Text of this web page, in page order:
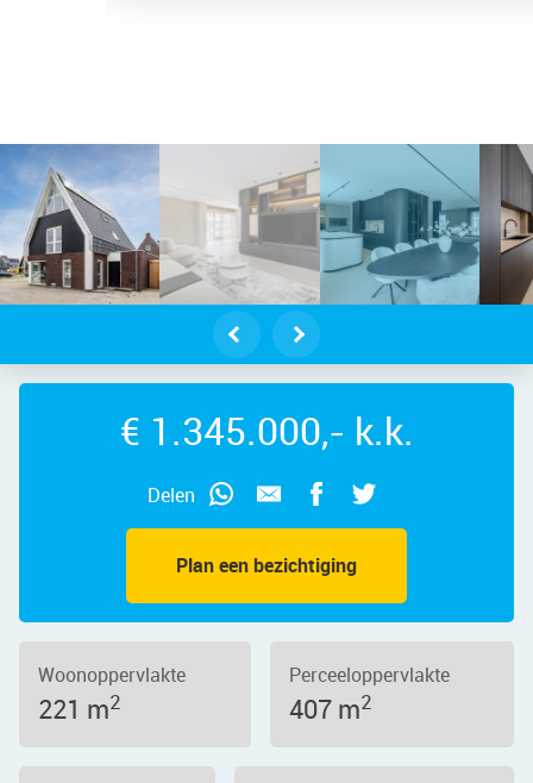
– Andoorn 33, 1566 NS –
Plan een bezichtiging
Delen
€ 1.345.000,- k.k.
Woonoppervlakte
221 m2
Perceeloppervlakte
407 m2